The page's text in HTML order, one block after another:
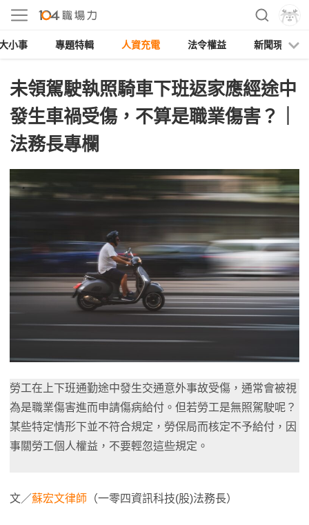
小事 專題特輯 人資充電 法令權益 新聞現場
未領駕駛執照騎車下班返家應經途中
發生車禍受傷，不算是職業傷害？｜
法務長專欄
勞工在上下班通勤途中發生交通意外事故受傷，通常會被視
為是職業傷害進而申請傷病給付。但若勞工是無照駕駛呢？
某些特定情形下並不符合規定，勞保局而核定不予給付，因
事關勞工個人權益，不要輕忽這些規定。
文／蘇宏文律師 （一零四資訊科技(股)法務長）